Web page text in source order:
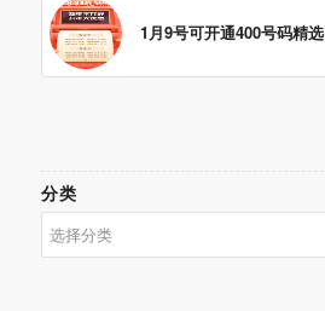
1月9号​可开通400号码精选
分类
类